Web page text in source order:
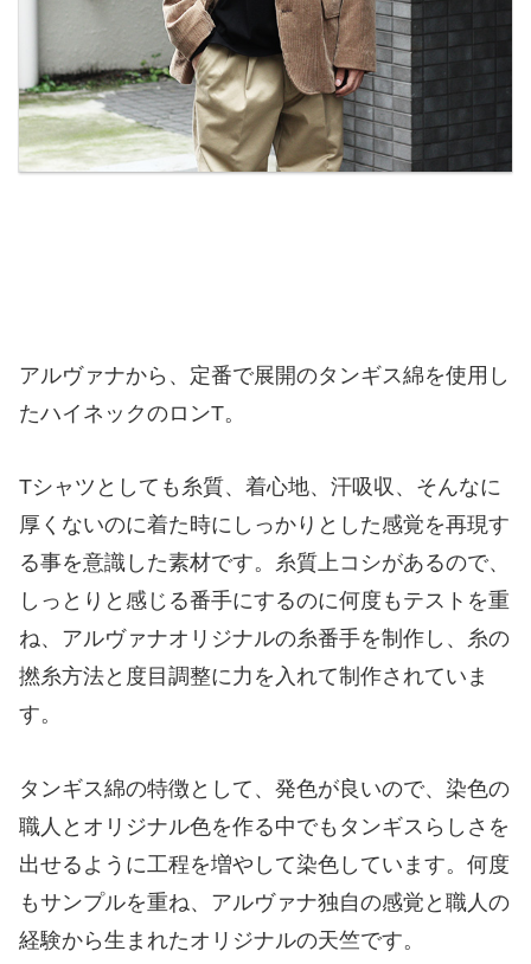
アルヴァナから、定番で展開のタンギス綿を使用し
たハイネックのロンT。
Tシャツとしても糸質、着心地、汗吸収、そんなに
厚くないのに着た時にしっかりとした感覚を再現す
る事を意識した素材です。糸質上コシがあるので、
しっとりと感じる番手にするのに何度もテストを重
ね、アルヴァナオリジナルの糸番手を制作し、糸の
撚糸方法と度目調整に力を入れて制作されていま
す。
タンギス綿の特徴として、発色が良いので、染色の
職人とオリジナル色を作る中でもタンギスらしさを
出せるように工程を増やして染色しています。何度
もサンプルを重ね、アルヴァナ独自の感覚と職人の
経験から生まれたオリジナルの天竺です。